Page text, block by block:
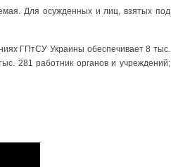
Для осужденных и лиц, взятых под
ГПтСУ Украины обеспечивает 8 тыс.
281 работник органов и учреждений;